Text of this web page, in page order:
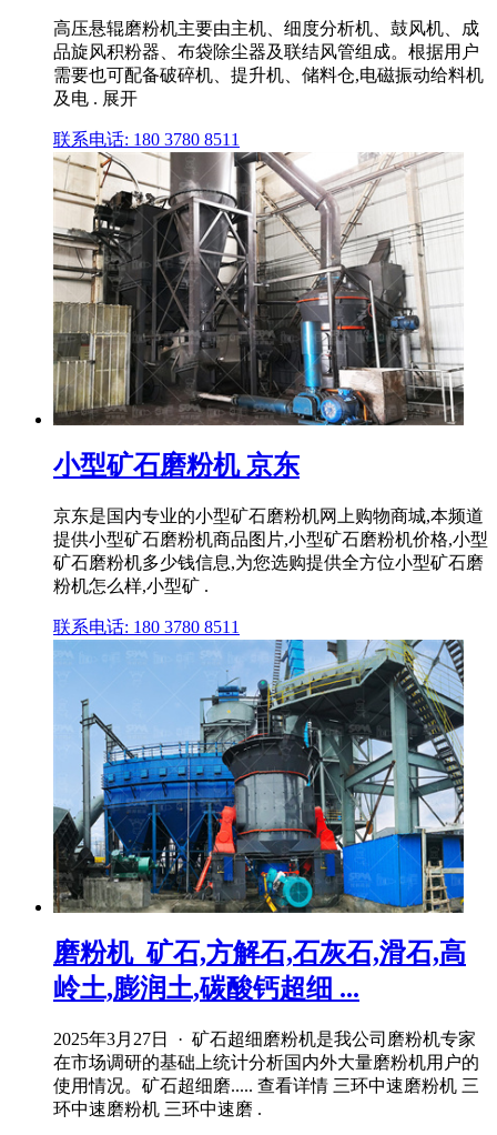
高压悬辊磨粉机主要由主机、细度分析机、鼓风机、成
品旋风积粉器、布袋除尘器及联结风管组成。根据用户
需要也可配备破碎机、提升机、储料仓,电磁振动给料机
及电 . 展开
联系电话: 180 3780 8511
小型矿石磨粉机 京东
京东是国内专业的小型矿石磨粉机网上购物商城,本频道
提供小型矿石磨粉机商品图片,小型矿石磨粉机价格,小型
矿石磨粉机多少钱信息,为您选购提供全方位小型矿石磨
粉机怎么样,小型矿 .
联系电话: 180 3780 8511
磨粉机_矿石,方解石,石灰石,滑石,高
岭土,膨润土,碳酸钙超细 ...
2025年3月27日 · 矿石超细磨粉机是我公司磨粉机专家
在市场调研的基础上统计分析国内外大量磨粉机用户的
使用情况。矿石超细磨..... 查看详情 三环中速磨粉机 三
环中速磨粉机 三环中速磨 .